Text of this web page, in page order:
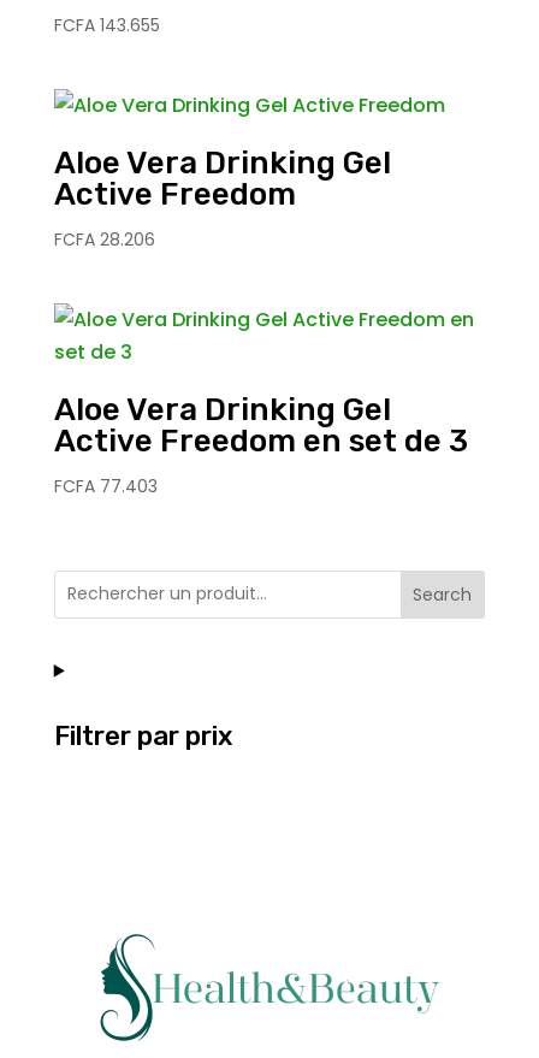
FCFA143.655
Aloe Vera Drinking Gel
Active Freedom
FCFA28.206
Aloe Vera Drinking Gel
Active Freedom en set de 3
FCFA77.403
Search
Filtrer par prix